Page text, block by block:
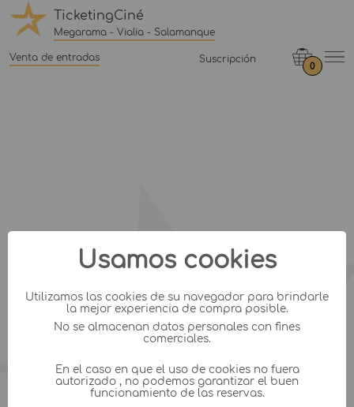
TicketingCiné
Megarama - Vialia - Salamanque
Venta de entradas Suscripción
0
Usamos cookies
Utilizamos las cookies de su navegador para brindarle
la mejor experiencia de compra posible.
No se almacenan datos personales con fines
comerciales.
En el caso en que el uso de cookies no fuera
autorizado , no podemos garantizar el buen
funcionamiento de las reservas.